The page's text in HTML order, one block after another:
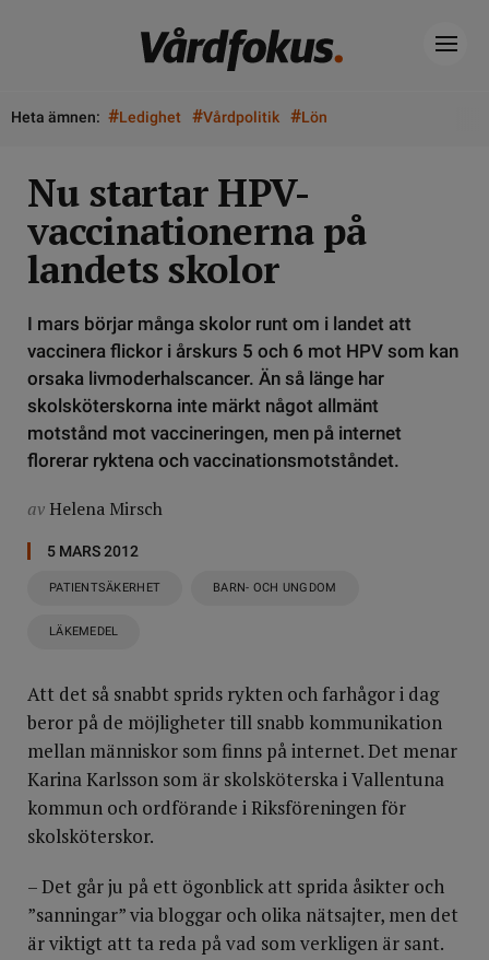
Heta ämnen: #Ledighet #Vårdpolitik #Lön
Nu startar HPV-
vaccinationerna på
landets skolor
I mars börjar många skolor runt om i landet att
vaccinera flickor i årskurs 5 och 6 mot HPV som kan
orsaka livmoderhalscancer. Än så länge har
skolsköterskorna inte märkt något allmänt
motstånd mot vaccineringen, men på internet
florerar ryktena och vaccinationsmotståndet.
av Helena Mirsch
5 MARS 2012
PATIENTSÄKERHET BARN- OCH UNGDOM
LÄKEMEDEL
Att det så snabbt sprids rykten och farhågor i dag
beror på de möjligheter till snabb kommunikation
mellan människor som finns på internet. Det menar
Karina Karlsson som är skolsköterska i Vallentuna
kommun och ordförande i Riksföreningen för
skolsköterskor.
– Det går ju på ett ögonblick att sprida åsikter och
”sanningar” via bloggar och olika nätsajter, men det
är viktigt att ta reda på vad som verkligen är sant.